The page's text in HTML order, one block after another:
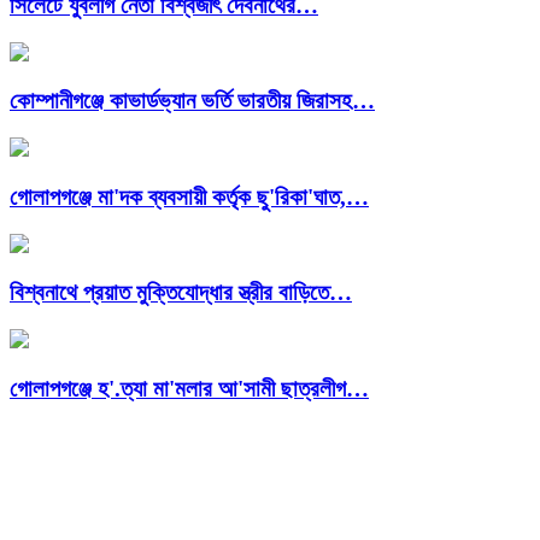
সিলেটে যুবলীগ নেতা বিশ্বজীৎ দেবনাথের…
কোম্পানীগঞ্জে কাভার্ডভ্যান ভর্তি ভারতীয় জিরাসহ…
গোলাপগঞ্জে মা'দক ব্যবসায়ী কর্তৃক ছু'রিকা'ঘাত,…
বিশ্বনাথে প্রয়াত মুক্তিযোদ্ধার স্ত্রীর বাড়িতে…
গোলাপগঞ্জে হ'.ত্যা মা'মলার আ'সামী ছাত্রলীগ…